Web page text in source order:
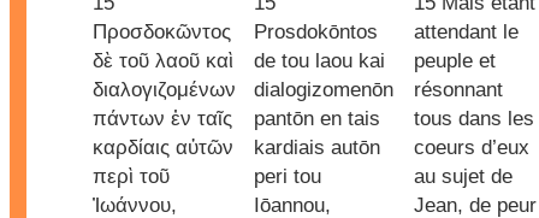
Προσδοκῶντος
δὲ τοῦ λαοῦ καὶ
διαλογιζομένων
πάντων ἐν ταῖς
καρδίαις αὐτῶν
περὶ τοῦ
Ἰωάννου,
Prosdokōntos
de tou laou kai
dialogizomenōn
pantōn en tais
kardiais autōn
peri tou
Iōannou,
attendant le
peuple et
résonnant
tous dans les
coeurs d’eux
au sujet de
Jean, de peur